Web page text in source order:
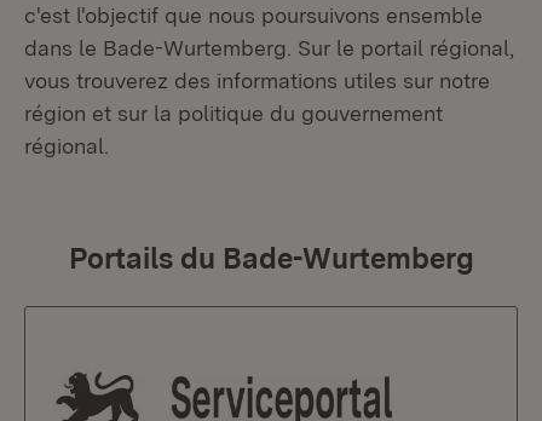
c'est l'objectif que nous poursuivons ensemble
dans le Bade-Wurtemberg. Sur le portail régional,
vous trouverez des informations utiles sur notre
région et sur la politique du gouvernement
régional.
Portails du Bade-Wurtemberg